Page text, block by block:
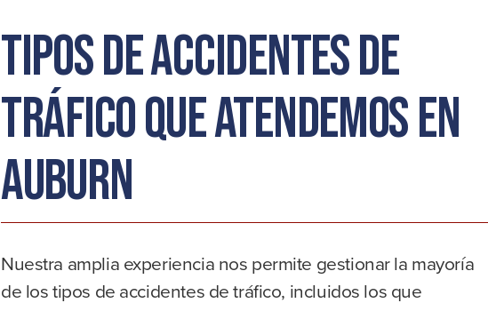
Tipos de accidentes de
tráfico que atendemos en
Auburn
Nuestra amplia experiencia nos permite gestionar la mayoría
de los tipos de accidentes de tráfico, incluidos los que